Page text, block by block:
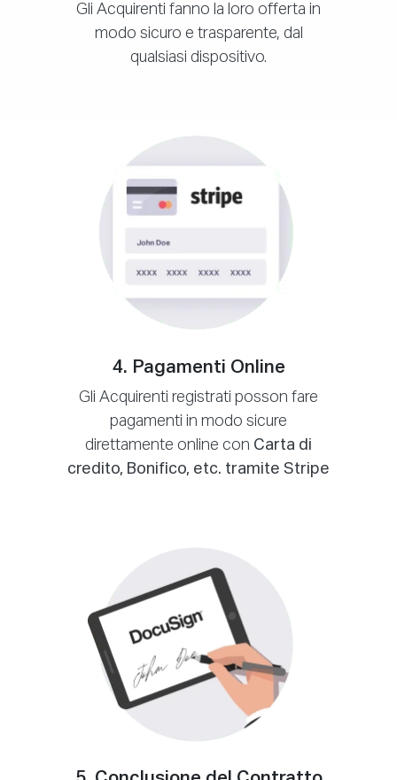
Gli Acquirenti fanno la loro offerta in
modo sicuro e trasparente, dal
qualsiasi dispositivo.
4. Pagamenti Online
Gli Acquirenti registrati posson fare
pagamenti in modo sicure
direttamente online con Carta di
credito, Bonifico, etc. tramite Stripe